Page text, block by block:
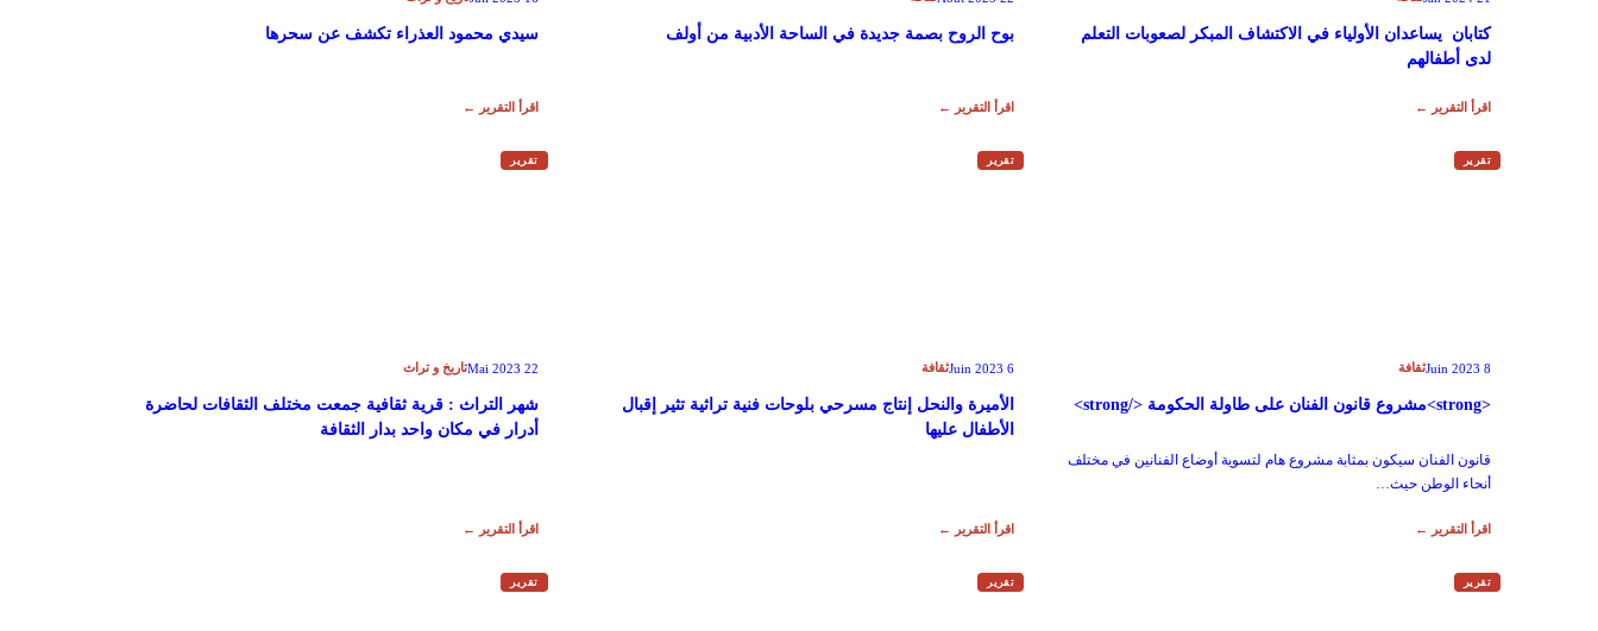
كتابان يساعدان الأولياء في الاكتشاف المبكر لصعوبات التعلم
لدى أطفالهم
اقرأ التقرير ←
بوح الروح بصمة جديدة في الساحة الأدبية من أولف
اقرأ التقرير ←
سيدي محمود العذراء تكشف عن سحرها
اقرأ التقرير ←
تقرير
8 Juin 2023 ثقافة
<strong>مشروع قانون الفنان على طاولة الحكومة </strong>
قانون الفنان سيكون بمثابة مشروع هام لتسوية أوضاع الفنانين في مختلف
أنحاء الوطن حيث…
اقرأ التقرير ←
تقرير
6 Juin 2023 ثقافة
الأميرة والنحل إنتاج مسرحي بلوحات فنية تراثية تثير إقبال
الأطفال عليها
اقرأ التقرير ←
تقرير
22 Mai 2023 تاريخ و تراث
شهر التراث : قرية ثقافية جمعت مختلف الثقافات لحاضرة
أدرار في مكان واحد بدار الثقافة
اقرأ التقرير ←
تقرير تقرير تقرير